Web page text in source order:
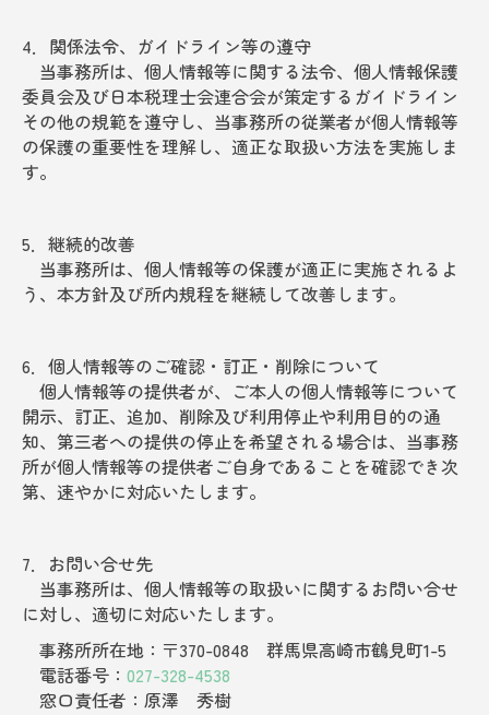
4．関係法令、ガイドライン等の遵守
当事務所は、個人情報等に関する法令、個人情報保護
委員会及び日本税理士会連合会が策定するガイドライン
その他の規範を遵守し、当事務所の従業者が個人情報等
の保護の重要性を理解し、適正な取扱い方法を実施しま
す。
5．継続的改善
当事務所は、個人情報等の保護が適正に実施されるよ
う、本方針及び所内規程を継続して改善します。
6．個人情報等のご確認・訂正・削除について
個人情報等の提供者が、ご本人の個人情報等について
開示、訂正、追加、削除及び利用停止や利用目的の通
知、第三者への提供の停止を希望される場合は、当事務
所が個人情報等の提供者ご自身であることを確認でき次
第、速やかに対応いたします。
7． お問い合せ先
当事務所は、個人情報等の取扱いに関するお問い合せ
に対し、適切に対応いたします。
事務所所在地：〒370-0848 群馬県高崎市鶴見町1-5
電話番号： 027-328-4538
窓口責任者：原澤 秀樹